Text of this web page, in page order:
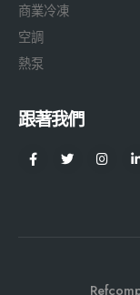
商業冷凍
空調
熱泵
跟著我們